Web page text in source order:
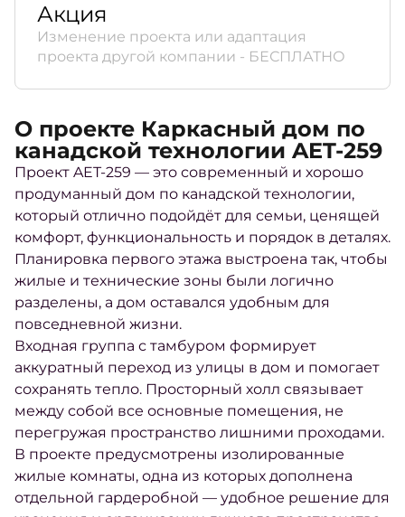
Акция
Изменение проекта или адаптация
проекта другой компании - БЕСПЛАТНО
О проекте Каркасный дом по
канадской технологии AET-259
Проект AET-259 — это современный и хорошо
продуманный дом по канадской технологии,
который отлично подойдёт для семьи, ценящей
комфорт, функциональность и порядок в деталях.
Планировка первого этажа выстроена так, чтобы
жилые и технические зоны были логично
разделены, а дом оставался удобным для
повседневной жизни.
Входная группа с тамбуром формирует
аккуратный переход из улицы в дом и помогает
сохранять тепло. Просторный холл связывает
между собой все основные помещения, не
перегружая пространство лишними проходами.
В проекте предусмотрены изолированные
жилые комнаты, одна из которых дополнена
отдельной гардеробной — удобное решение для